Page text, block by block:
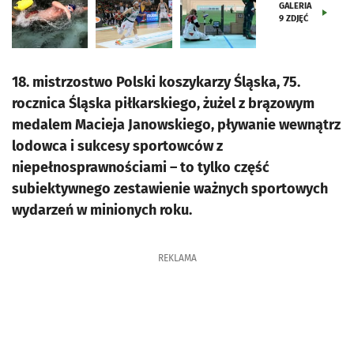
GALERIA
9 ZDJĘĆ
18. mistrzostwo Polski koszykarzy Śląska, 75.
rocznica Śląska piłkarskiego, żużel z brązowym
medalem Macieja Janowskiego, pływanie wewnątrz
lodowca i sukcesy sportowców z
niepełnosprawnościami – to tylko część
subiektywnego zestawienie ważnych sportowych
wydarzeń w minionych roku.
REKLAMA